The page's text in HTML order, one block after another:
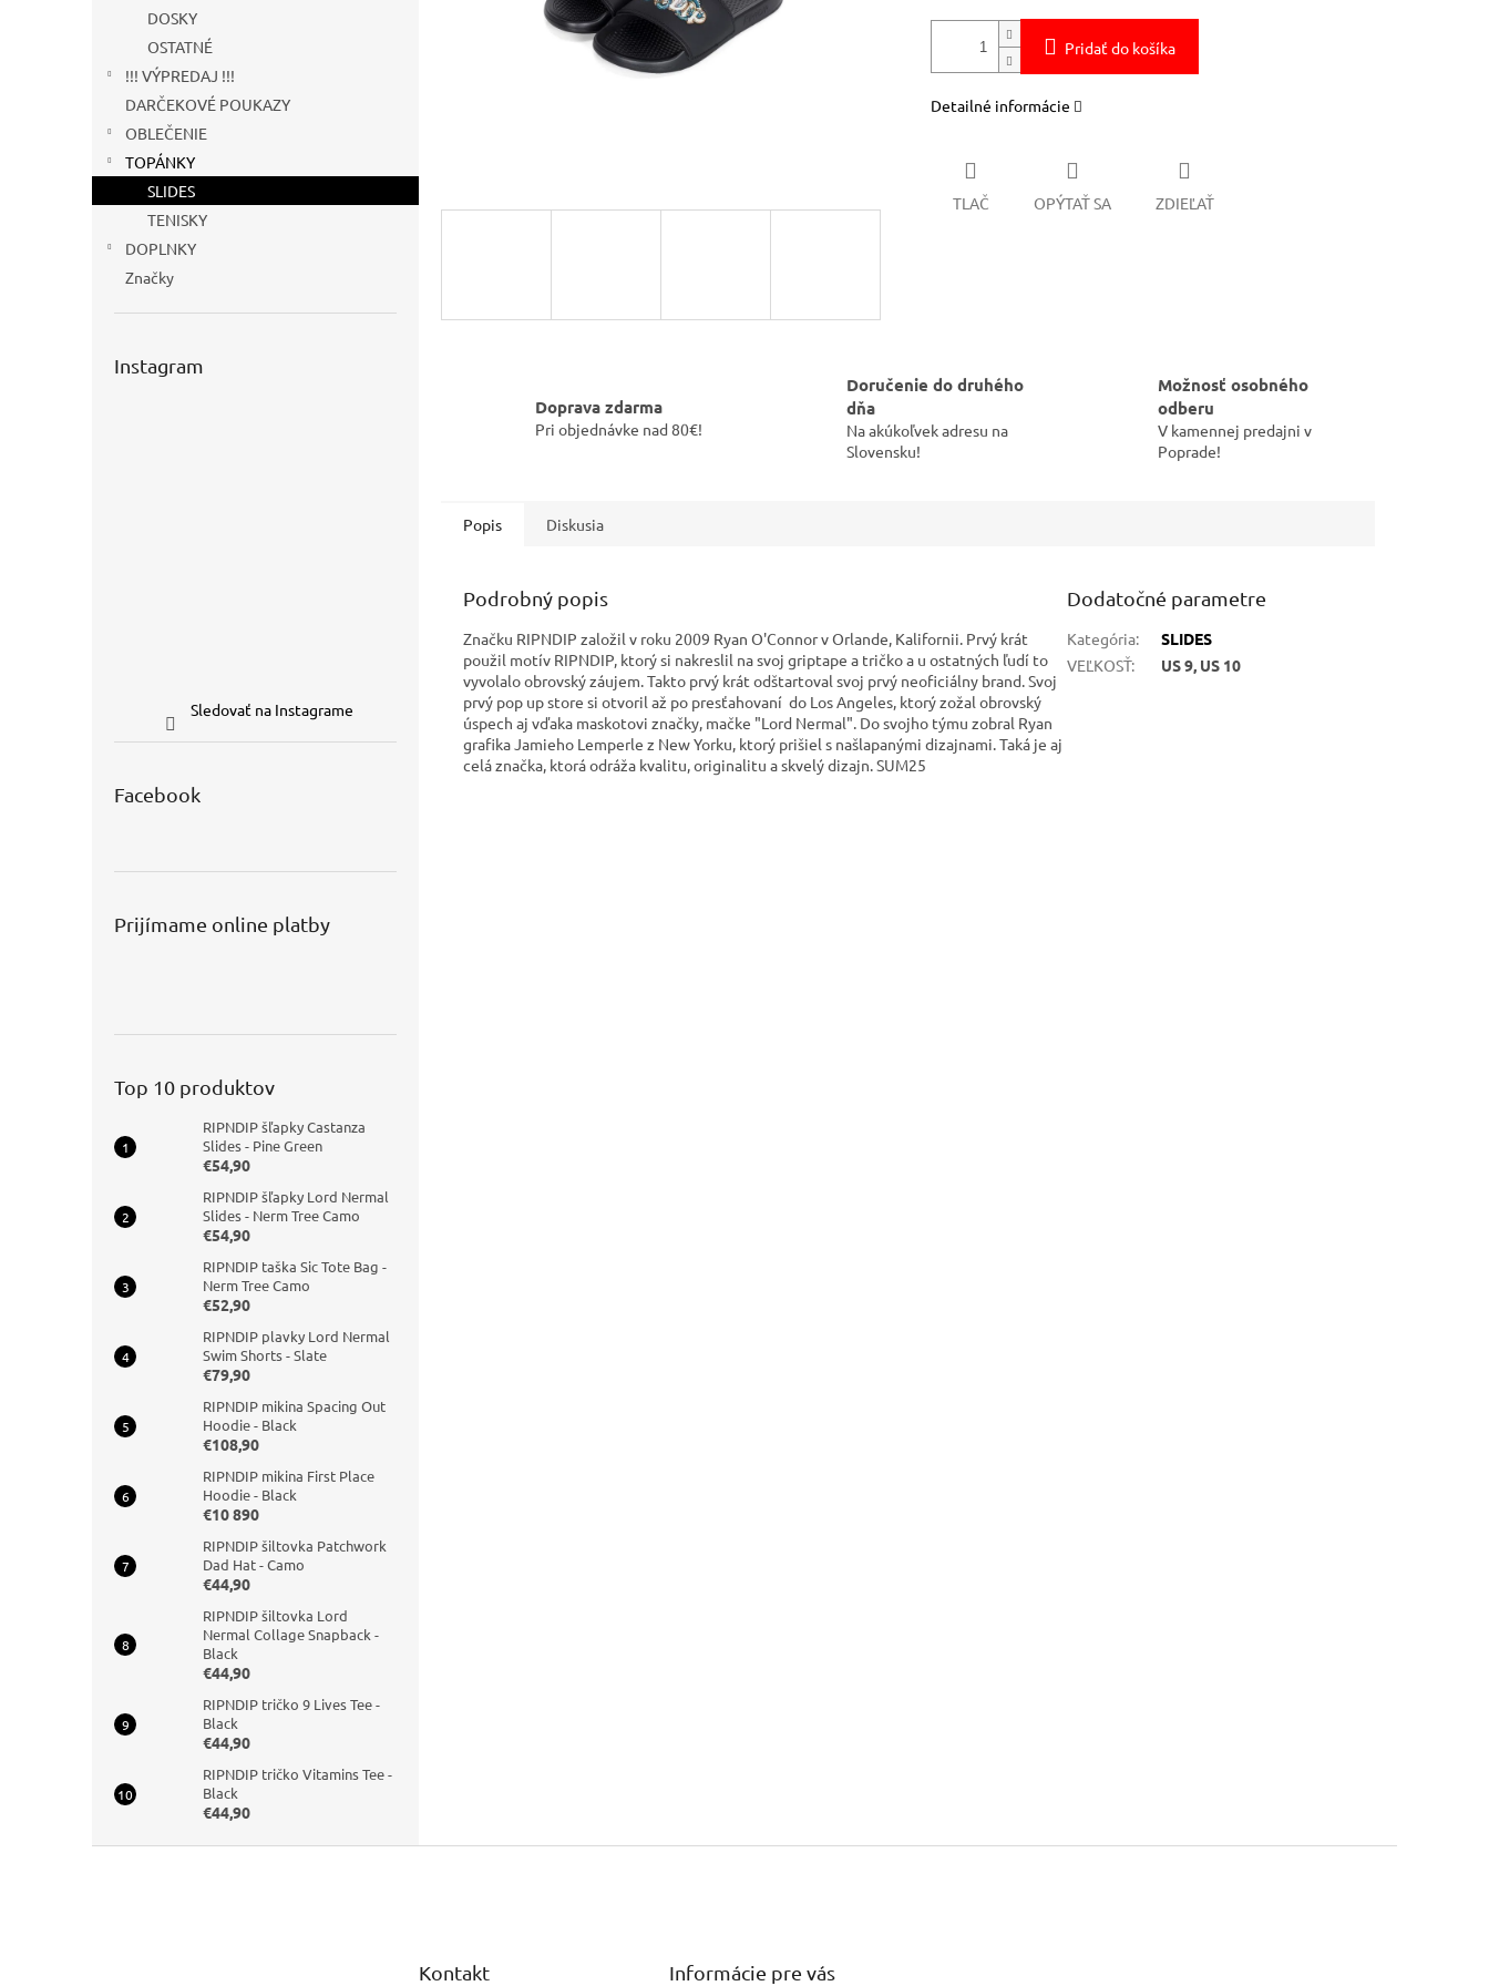
DOSKY
OSTATNÉ
!!! VÝPREDAJ !!!
DARČEKOVÉ POUKAZY
OBLEČENIE
TOPÁNKY
SLIDES
TENISKY
DOPLNKY
Značky
Instagram
Sledovať na Instagrame
Facebook
Prijímame online platby
Top 10 produktov
RIPNDIP šľapky Castanza
Slides - Pine Green
€54,90
RIPNDIP šľapky Lord Nermal
Slides - Nerm Tree Camo
€54,90
RIPNDIP taška Sic Tote Bag -
Nerm Tree Camo
€52,90
RIPNDIP plavky Lord Nermal
Swim Shorts - Slate
€79,90
RIPNDIP mikina Spacing Out
Hoodie - Black
€108,90
RIPNDIP mikina First Place
Hoodie - Black
€10 890
RIPNDIP šiltovka Patchwork
Dad Hat - Camo
€44,90
RIPNDIP šiltovka Lord
Nermal Collage Snapback -
Black
€44,90
RIPNDIP tričko 9 Lives Tee -
Black
€44,90
RIPNDIP tričko Vitamins Tee -
Black
€44,90
Pridať do košíka
Detailné informácie
TLAČ OPÝTAŤ SA ZDIEĽAŤ
Doprava zdarma
Pri objednávke nad 80€!
Doručenie do druhého
dňa
Na akúkoľvek adresu na
Slovensku!
Možnosť osobného
odberu
V kamennej predajni v
Poprade!
Popis Diskusia
Podrobný popis
Značku RIPNDIP založil v roku 2009 Ryan O'Connor v Orlande, Kalifornii. Prvý krát
použil motív RIPNDIP, ktorý si nakreslil na svoj griptape a tričko a u ostatných ľudí to
vyvolalo obrovský záujem. Takto prvý krát odštartoval svoj prvý neoficiálny brand. Svoj
prvý pop up store si otvoril až po presťahovaní do Los Angeles, ktorý zožal obrovský
úspech aj vďaka maskotovi značky, mačke "Lord Nermal". Do svojho týmu zobral Ryan
grafika Jamieho Lemperle z New Yorku, ktorý prišiel s našlapanými dizajnami. Taká je aj
celá značka, ktorá odráža kvalitu, originalitu a skvelý dizajn. SUM25
Dodatočné parametre
Kategória:
SLIDES
VEĽKOSŤ: US 9, US 10
Kontakt Informácie pre vás